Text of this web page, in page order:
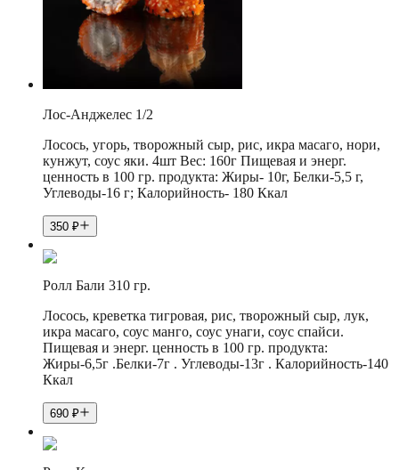
Лос-Анджелес 1/2
Лосось, угорь, творожный сыр, рис, икра масаго, нори,
кунжут, соус яки. 4шт Вес: 160г Пищевая и энерг.
ценность в 100 гр. продукта: Жиры- 10г, Белки-5,5 г,
Углеводы-16 г; Калорийность- 180 Ккал
350 ₽
Ролл Бали 310 гр.
Лосось, креветка тигровая, рис, творожный сыр, лук,
икра масаго, соус манго, соус унаги, соус спайси.
Пищевая и энерг. ценность в 100 гр. продукта:
Жиры-6,5г .Белки-7г . Углеводы-13г . Калорийность-140
Ккал
690 ₽